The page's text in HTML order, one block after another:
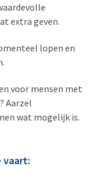
extra geven.
lopen en
voor mensen met
Aarzel
wat mogelijk is.
vaart: